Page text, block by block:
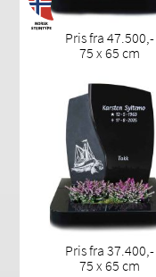
Pris fra 47.500,-
75 x 65 cm
Pris fra 37.400,-
75 x 65 cm